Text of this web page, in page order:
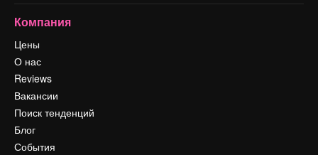
Компания
Цены
О нас
Reviews
Вакансии
Поиск тенденций
Блог
События